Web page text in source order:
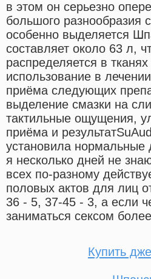
в этом он серьезно
большого разнообразия
особенно выделяется
составляет около 63 л,
распределяется в
использование в
приёма следующих
выделение смазки на
тактильные ощущения,
приёма и
установила
я несколько дней не
всех по-разному
половых актов для лиц
36 - 5, 37-45 - 3, а если
заниматься сексом
Купить